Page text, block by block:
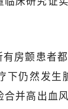
有房颤患者
下仍然发生
合并高出血